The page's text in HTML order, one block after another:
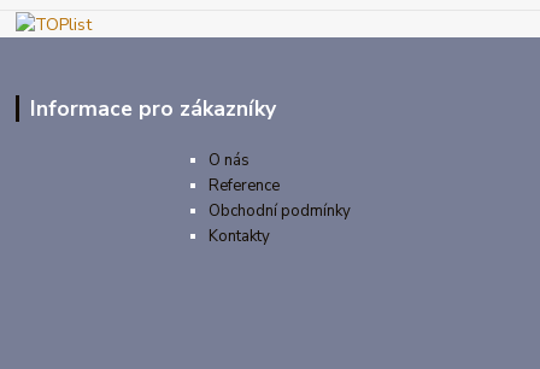
Informace pro zákazníky
O nás
Reference
Obchodní podmínky
Kontakty